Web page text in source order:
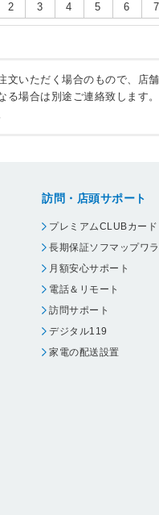
2 3 4 5 6 7
いただく場合のもので、店
場合は別途ご連絡致します。
訪問・店頭サポート
プレミアムCLUBカード
長期保証ソフマップワ
月額安心サポート
電話＆リモート
訪問サポート
デジタル119
家電の配送設置